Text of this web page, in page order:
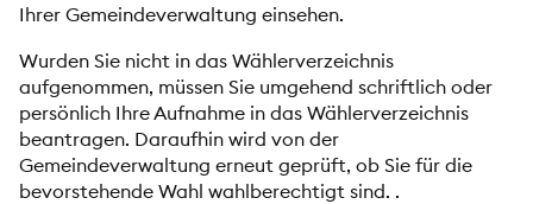
Ihrer Gemeindeverwaltung einsehen.
Wurden Sie nicht in das Wählerverzeichnis
aufgenommen, müssen Sie umgehend schriftlich oder
persönlich Ihre Aufnahme in das Wählerverzeichnis
beantragen. Daraufhin wird von der
Gemeindeverwaltung erneut geprüft, ob Sie für die
bevorstehende Wahl wahlberechtigt sind. .